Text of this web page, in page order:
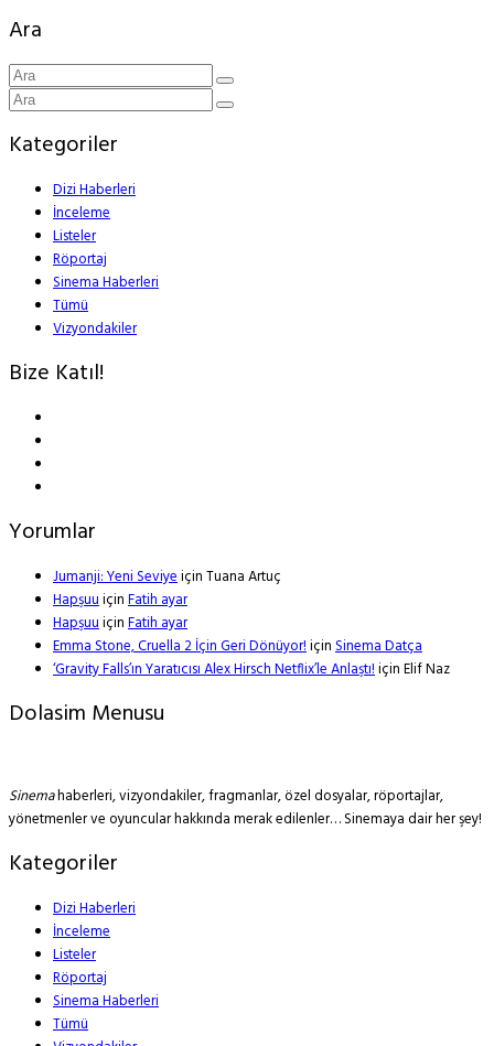
Ara
Kategoriler
Dizi Haberleri
İnceleme
Listeler
Röportaj
Sinema Haberleri
Tümü
Vizyondakiler
Bize Katıl!
Yorumlar
Jumanji: Yeni SeviyeiçinTuana Artuç
HapşuuiçinFatih ayar
HapşuuiçinFatih ayar
Emma Stone, Cruella 2 İçin Geri Dönüyor!içinSinema Datça
‘Gravity Falls’ın Yaratıcısı Alex Hirsch Netflix’le Anlaştı!içinElif Naz
Dolasim Menusu
Sinemahaberleri, vizyondakiler, fragmanlar, özel dosyalar, röportajlar,
yönetmenler ve oyuncular hakkında merak edilenler… Sinemaya dair her şey!
Kategoriler
Dizi Haberleri
İnceleme
Listeler
Röportaj
Sinema Haberleri
Tümü